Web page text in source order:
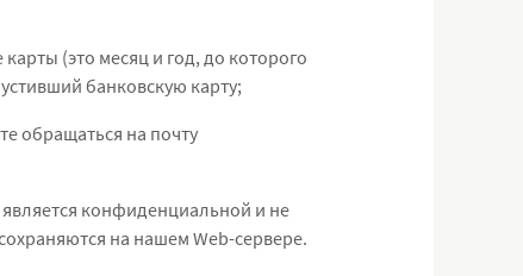
(это месяц и год, до которого
банковскую карту;
обращаться на почту
конфиденциальной и не
на нашем Web-сервере.